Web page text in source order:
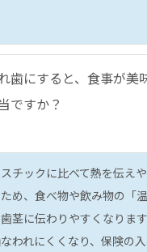
歯にすると、食事が美
ですか？
チックに比べて熱を伝え
め、食べ物や飲み物の「
茎に伝わりやすくなりま
われにくくなり、保険の